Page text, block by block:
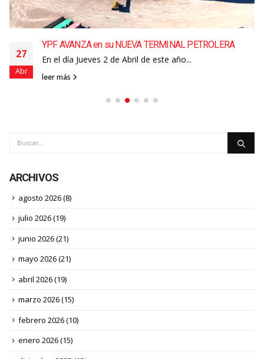
27
Abr
YPF AVANZA en su NUEVA TERMINAL PETROLERA
En el día Jueves 2 de Abril de este año...
leer más
ARCHIVOS
agosto 2026(8)
julio 2026(19)
junio 2026(21)
mayo 2026(21)
abril 2026(19)
marzo 2026(15)
febrero 2026(10)
enero 2026(15)